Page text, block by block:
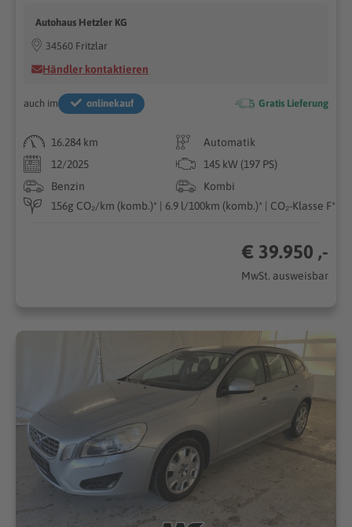
Autohaus Hetzler KG
34560 Fritzlar
Händler kontaktieren
auch im onlinekauf Gratis Lieferung
16.284 km
Automatik
12/2025
145 kW (197 PS)
Benzin
Kombi
156g CO₂/km (komb.)* | 6.9 l/100km (komb.)* | CO₂-Klasse F*
€ 39.950 ,-
MwSt. ausweisbar